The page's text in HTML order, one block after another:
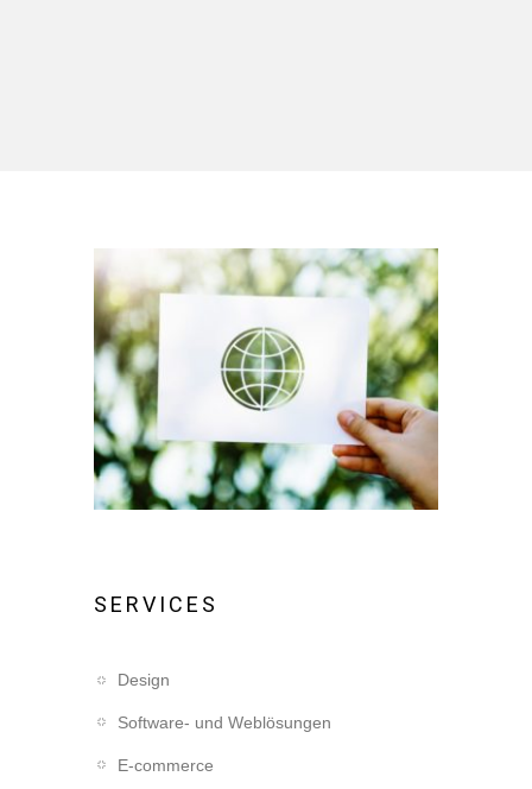
SERVICES
Design
Software- und Weblösungen
E-commerce